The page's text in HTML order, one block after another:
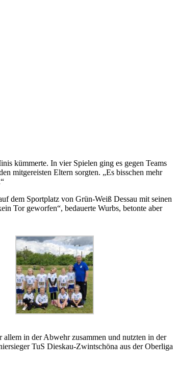
kümmerte. In vier Spielen ging es gegen Teams
mitgereisten Eltern sorgten. „Es bisschen mehr
dem Sportplatz von Grün-Weiß Dessau mit seinen
Tor geworfen“, bedauerte Wurbs, betonte aber
in der Abwehr zusammen und nutzten in der
TuS Dieskau-Zwintschöna aus der Oberliga